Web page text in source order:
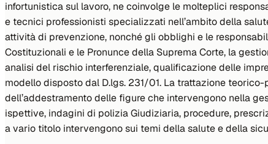
infortunistica sul lavoro, ne coinvolge le molteplici
e tecnici professionisti specializzati nell’ambito della
attività di prevenzione, nonché gli obblighi e le
Costituzionali e le Pronunce della Suprema Corte, la
analisi del rischio interferenziale, qualificazione delle
modello disposto dal D.lgs. 231/01. La trattazione
dell’addestramento delle figure che intervengono nella
ispettive, indagini di polizia Giudiziaria, procedure,
a vario titolo intervengono sui temi della salute e della